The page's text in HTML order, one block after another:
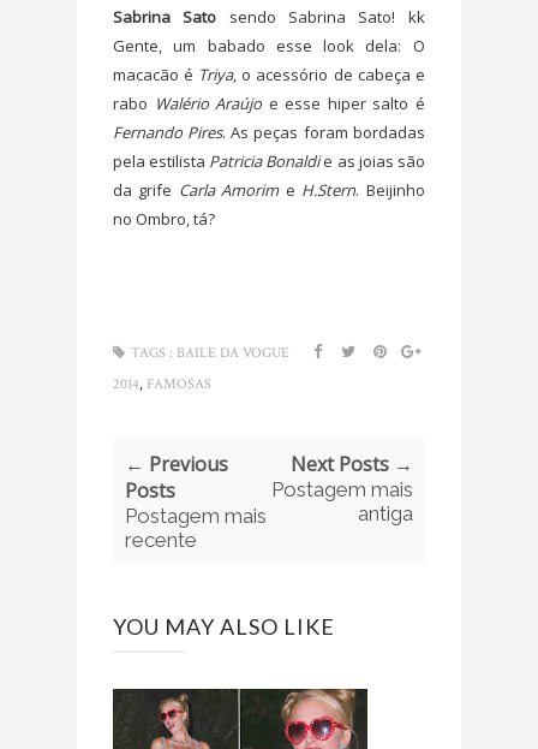
Sabrina Sato sendo Sabrina Sato! kk
Gente, um babado esse look dela: O
macacão é Triya, o acessório de cabeça e
rabo Walério Araújo e esse hiper salto é
Fernando Pires. As peças foram bordadas
pela estilista Patricia Bonaldie as joias são
da grife Carla Amorime H.Stern. Beijinho
no Ombro, tá?
TAGS : BAILE DA VOGUE
2014 FAMOSAS
← Previous
Posts
Postagem mais
recente
Next Posts →
Postagem mais
antiga
YOU MAY ALSO LIKE